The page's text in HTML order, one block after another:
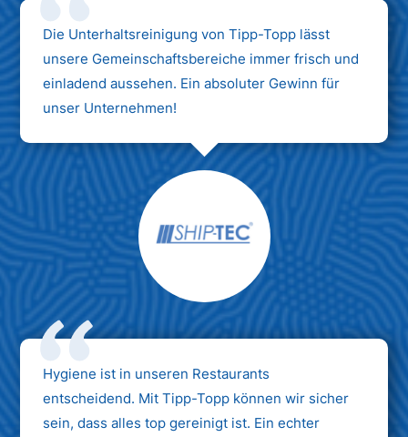
Die Unterhaltsreinigung von Tipp-Topp lässt
unsere Gemeinschaftsbereiche immer frisch und
einladend aussehen. Ein absoluter Gewinn für
unser Unternehmen!
Hygiene ist in unseren Restaurants
entscheidend. Mit Tipp-Topp können wir sicher
sein, dass alles top gereinigt ist. Ein echter